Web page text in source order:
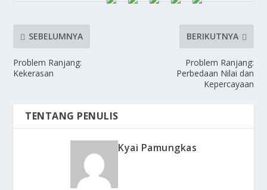
SEBELUMNYA
Problem Ranjang:
Kekerasan
BERIKUTNYA
Problem Ranjang:
Perbedaan Nilai dan
Kepercayaan
TENTANG PENULIS
Kyai Pamungkas